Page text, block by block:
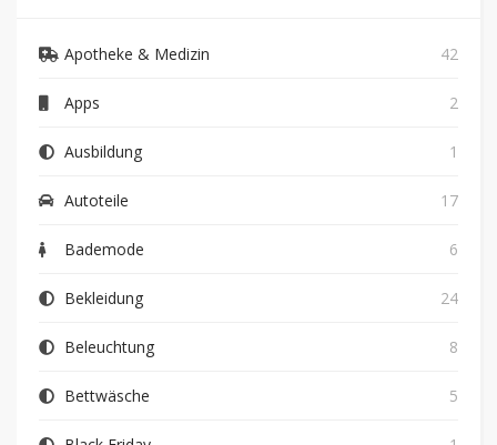
Apotheke & Medizin 42
Apps 2
Ausbildung 1
Autoteile 17
Bademode 6
Bekleidung 24
Beleuchtung 8
Bettwäsche 5